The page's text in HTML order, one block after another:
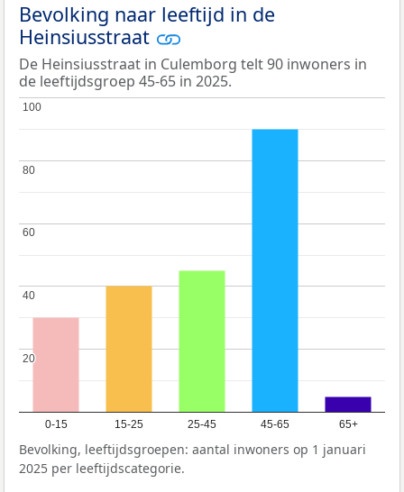
Bevolking naar leeftijd in de
Heinsiusstraat
De Heinsiusstraat in Culemborg telt 90 inwoners in
de leeftijdsgroep 45-65 in 2025.
0-15 15-25 25-45 45-65 65+
20
20
40
40
60
60
80
80
100
100
Bevolking, leeftijdsgroepen: aantal inwoners op 1 januari
2025 per leeftijdscategorie.